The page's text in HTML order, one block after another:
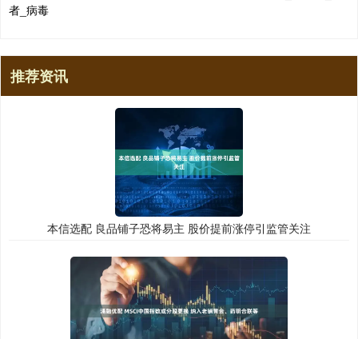
者_病毒
推荐资讯
本信选配 良品铺子恐将易主 股价提前涨停引监管关注